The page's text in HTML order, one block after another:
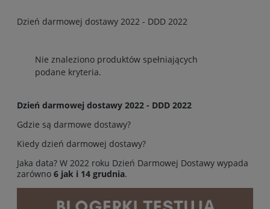
Dzień darmowej dostawy 2022 - DDD 2022
Nie znaleziono produktów spełniających
podane kryteria.
Dzień darmowej dostawy 2022 - DDD 2022
Gdzie są darmowe dostawy?
Kiedy dzień darmowej dostawy?
Jaka data? W 2022 roku Dzień Darmowej Dostawy wypada
zarówno 6 jak i 14 grudnia.